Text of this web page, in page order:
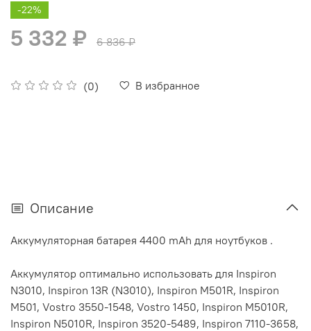
(0) В избранное
-22%
5 332 ₽ 6 836 ₽
Описание
Аккумуляторная батарея 4400 mAh для ноутбуков .
Аккумулятор оптимально использовать для Inspiron
N3010, Inspiron 13R (N3010), Inspiron M501R, Inspiron
M501, Vostro 3550-1548, Vostro 1450, Inspiron M5010R,
Inspiron N5010R, Inspiron 3520-5489, Inspiron 7110-3658,